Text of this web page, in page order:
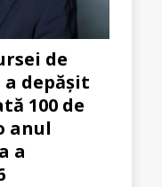
de
depășit
100 de
anul
a